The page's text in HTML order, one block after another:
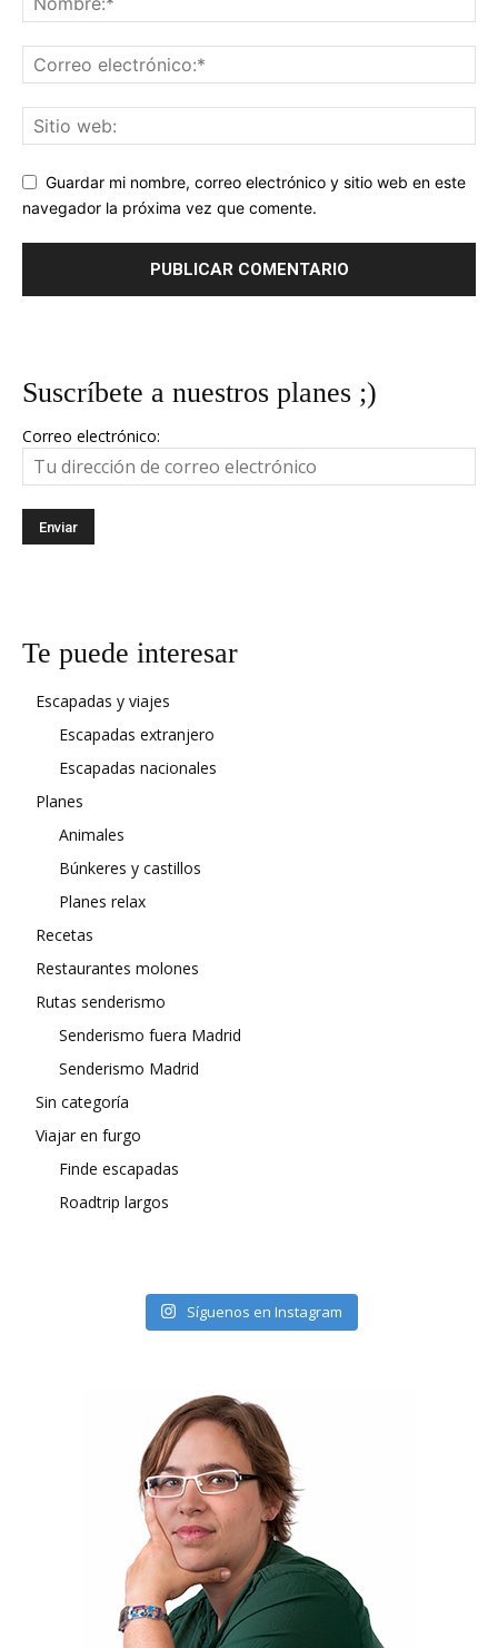
Guardar mi nombre, correo electrónico y sitio web en este
navegador la próxima vez que comente.
Suscríbete a nuestros planes ;)
Correo electrónico:
Te puede interesar
Escapadas y viajes
Escapadas extranjero
Escapadas nacionales
Planes
Animales
Búnkeres y castillos
Planes relax
Recetas
Restaurantes molones
Rutas senderismo
Senderismo fuera Madrid
Senderismo Madrid
Sin categoría
Viajar en furgo
Finde escapadas
Roadtrip largos
Síguenos en Instagram